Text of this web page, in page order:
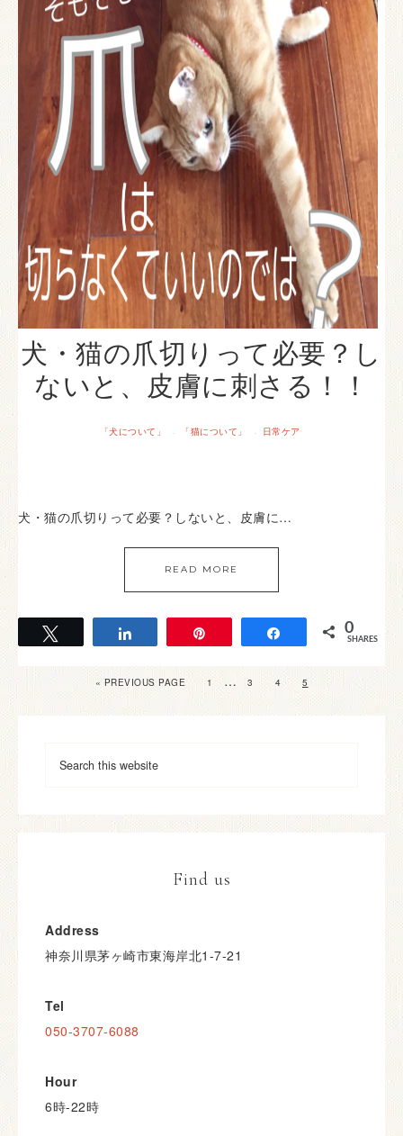
犬・猫の爪切りって必要？し
ないと、皮膚に刺さる！！
「犬について」 · 「猫について」 · 日常ケア
犬・猫の爪切りって必要？しないと、皮膚に…
READ MORE
Share 0
SHARES
« PREVIOUS PAGE 1 … 3 4 5
Find us
Address
神奈川県茅ヶ崎市東海岸北1-7-21
Tel
050-3707-6088
Hour
6時-22時